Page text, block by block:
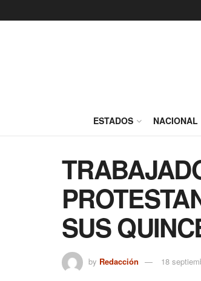
ESTADOS NACIONAL
SUS
by Redacción 18